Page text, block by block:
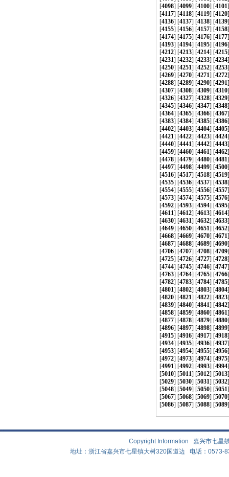
[4098] [4099] [4100] [4101
[4117] [4118] [4119] [4120
[4136] [4137] [4138] [4139
[4155] [4156] [4157] [4158
[4174] [4175] [4176] [4177
[4193] [4194] [4195] [4196
[4212] [4213] [4214] [4215
[4231] [4232] [4233] [4234
[4250] [4251] [4252] [4253
[4269] [4270] [4271] [4272
[4288] [4289] [4290] [4291
[4307] [4308] [4309] [4310
[4326] [4327] [4328] [4329
[4345] [4346] [4347] [4348
[4364] [4365] [4366] [4367
[4383] [4384] [4385] [4386
[4402] [4403] [4404] [4405
[4421] [4422] [4423] [4424
[4440] [4441] [4442] [4443
[4459] [4460] [4461] [4462
[4478] [4479] [4480] [4481
[4497] [4498] [4499] [4500
[4516] [4517] [4518] [4519
[4535] [4536] [4537] [4538
[4554] [4555] [4556] [4557
[4573] [4574] [4575] [4576
[4592] [4593] [4594] [4595
[4611] [4612] [4613] [4614
[4630] [4631] [4632] [4633
[4649] [4650] [4651] [4652
[4668] [4669] [4670] [4671
[4687] [4688] [4689] [4690
[4706] [4707] [4708] [4709
[4725] [4726] [4727] [4728
[4744] [4745] [4746] [4747
[4763] [4764] [4765] [4766
[4782] [4783] [4784] [4785
[4801] [4802] [4803] [4804
[4820] [4821] [4822] [4823
[4839] [4840] [4841] [4842
[4858] [4859] [4860] [4861
[4877] [4878] [4879] [4880
[4896] [4897] [4898] [4899
[4915] [4916] [4917] [4918
[4934] [4935] [4936] [4937
[4953] [4954] [4955] [4956
[4972] [4973] [4974] [4975
[4991] [4992] [4993] [4994
[5010] [5011] [5012] [5013
[5029] [5030] [5031] [5032
[5048] [5049] [5050] [5051
[5067] [5068] [5069] [5070
[5086] [5087] [5088] [5089
Copyright Information 嘉兴市七
地址：浙江省嘉兴市七星镇大树320国道边 电话：